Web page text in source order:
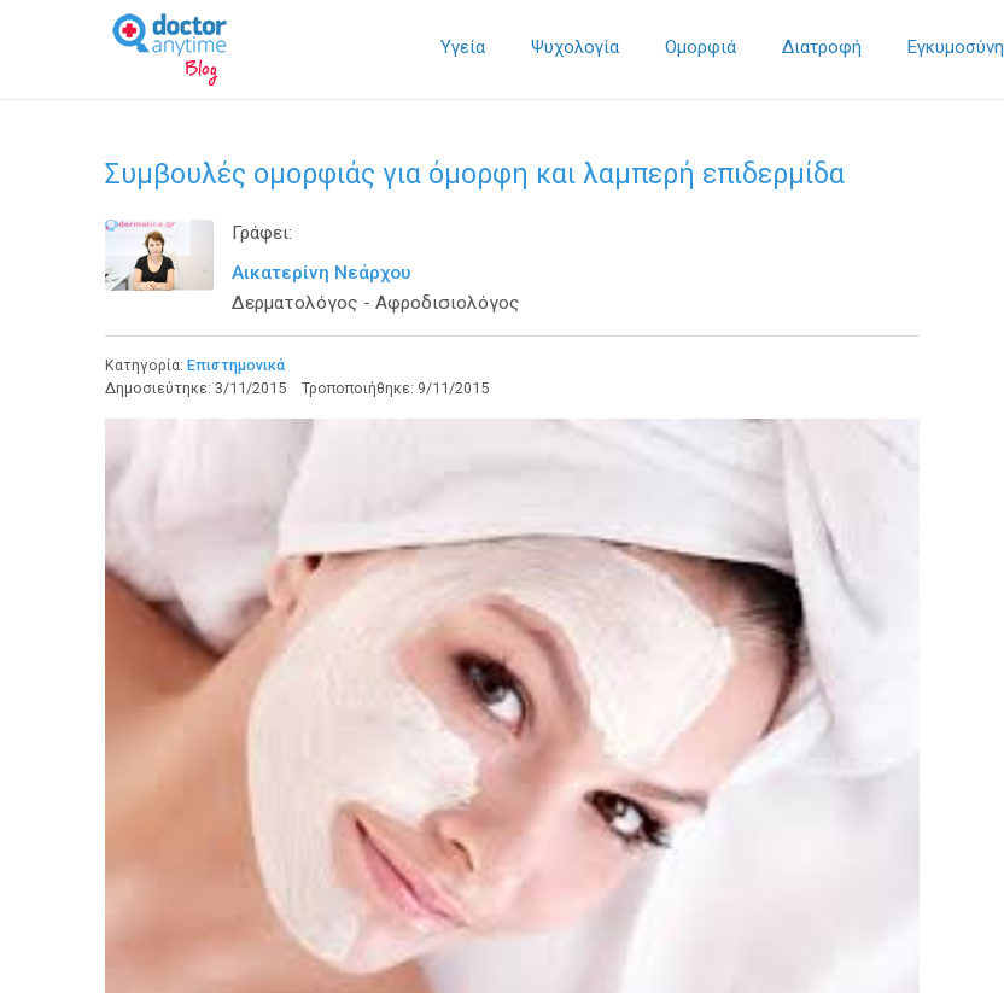
Υγεία Ψυχολογία Ομορφιά Διατροφή Εγκυμοσύνη
Συμβουλές ομορφιάς για όμορφη και λαμπερή επιδερμίδα
Γράφει:
Αικατερίνη Νεάρχου
Δερματολόγος - Αφροδισιολόγος
Κατηγορία: Επιστημονικά
Δημοσιεύτηκε: 3/11/2015 Τροποποιήθηκε: 9/11/2015